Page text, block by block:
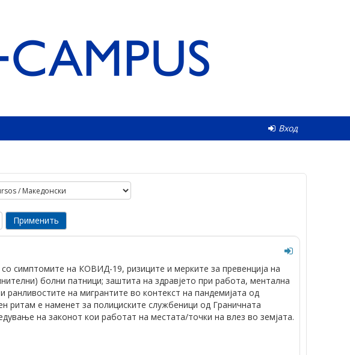
Вход
симптомите на КОВИД-19, ризиците и мерките за превенција на
болни патници; заштита на здравјето при работа, ментална
на мигрантите во контекст на пандемијата од
ритам е наменет за полициските службеници од Граничната
на законот кои работат на местата/точки на влез во земјата.